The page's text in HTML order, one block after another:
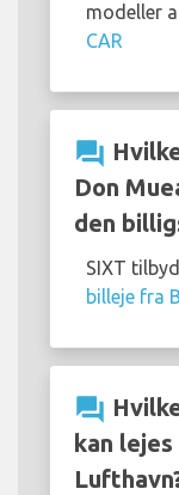
modeller
CAR
question_answer
Don
den
SIXT
billeje fra
question_answer
kan lejes